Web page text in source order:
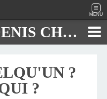
MENU
JOURNAL DE DENIS CHAUTARD
?
?